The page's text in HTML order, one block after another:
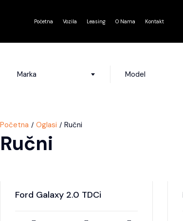
Početna Vozila Leasing O Nama Kontakt
Marka Model
Početna Oglasi Ručni
Ručni
Ford Galaxy 2.0 TDCi